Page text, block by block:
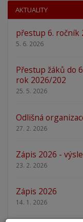
AKTUALITY
přestup 6. ročník
5. 6. 2026
Přestup žáků do
rok 2026/202
25. 5. 2026
Odlišná
27. 2. 2026
Zápis 2026 -
23. 2. 2026
Zápis 2026
14. 1. 2026